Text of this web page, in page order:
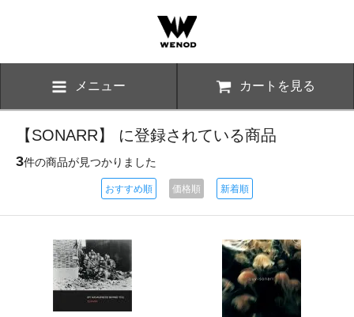
メニュー カートを見る
【SONARR】 に登録されている商品
3件の商品が見つかりました
おすすめ順 価格順 新着順